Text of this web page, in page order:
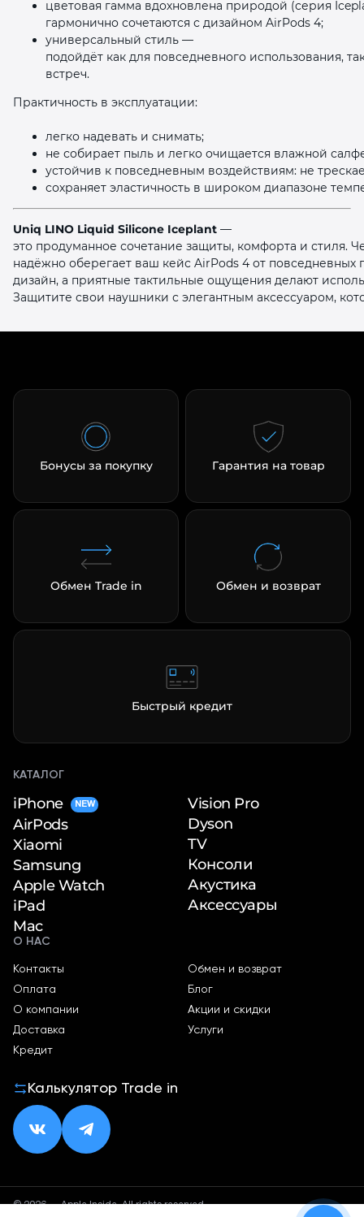
цветовая гамма вдохновлена природой (серия
гармонично сочетаются с дизайном AirPods 4;
универсальный стиль —
подойдёт как для повседневного использования,
встреч.
Практичность в эксплуатации:
легко надевать и снимать;
не собирает пыль и легко очищается влажной
устойчив к повседневным воздействиям: не
сохраняет эластичность в широком диапазоне
Uniq LINO Liquid Silicone Iceplant —
это продуманное сочетание защиты, комфорта и стиля.
надёжно оберегает ваш кейс AirPods 4 от
дизайн, а приятные тактильные ощущения делают
Защитите свои наушники с элегантным аксессуаром,
Бонусы за покупку Гарантия на товар
Обмен Trade in Обмен и возврат
Быстрый кредит
КАТАЛОГ
iPhone NEW
AirPods
Xiaomi
Samsung
Apple Watch
iPad
Mac
Vision Pro
Dyson
TV
Консоли
Акустика
Аксессуары
О НАС
Контакты
Оплата
О компании
Доставка
Кредит
Обмен и возврат
Блог
Акции и скидки
Услуги
Калькулятор Trade in
© 2026 — Apple Inside. All rights reserved.